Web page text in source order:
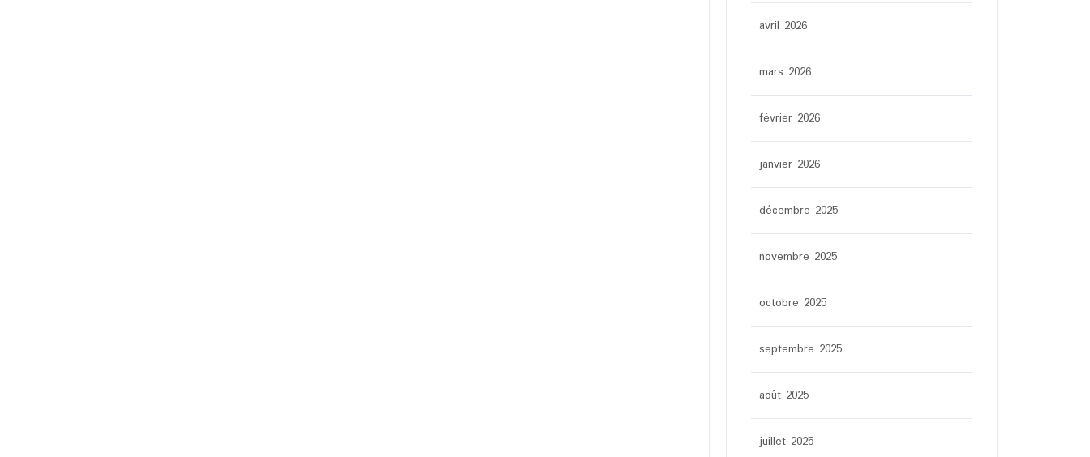
avril 2026
mars 2026
février 2026
janvier 2026
décembre 2025
novembre 2025
octobre 2025
septembre 2025
août 2025
juillet 2025